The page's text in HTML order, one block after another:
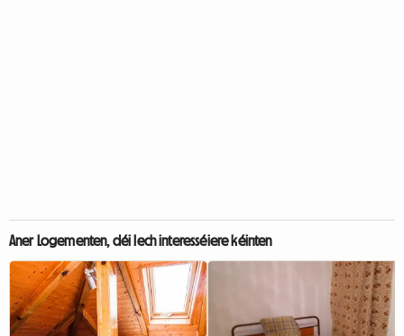
Aner Logementen, déi Iech interesséiere kéinten